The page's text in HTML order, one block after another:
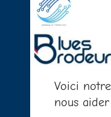
Voici
nous